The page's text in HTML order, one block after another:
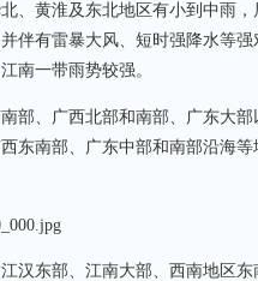
、黄淮及东北地区有小到中雨
伴有雷暴大风、短时强降水等强
南一带雨势较强。
部、广西北部和南部、广东大部
东南部、广东中部和南部沿海
汉东部、江南大部、西南地区